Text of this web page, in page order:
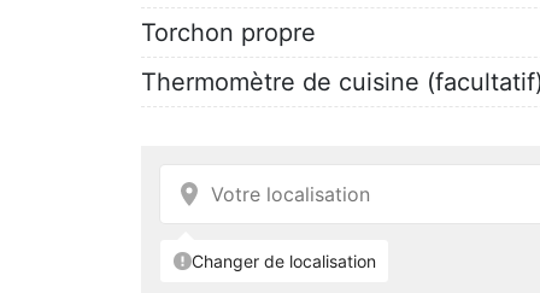
Torchon propre
Thermomètre de cuisine